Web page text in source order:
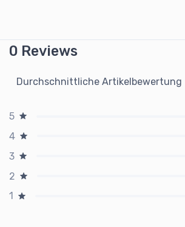
0 Reviews
Durchschnittliche Artikelbewertung
5
4
3
2
1